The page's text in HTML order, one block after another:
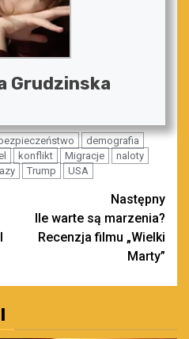
Grudzinska
bezpieczeństwo
demografia
konflikt Migracje
naloty
Trump USA
Następny
Ile warte są marzenia?
Recenzja filmu „Wielki
Marty”